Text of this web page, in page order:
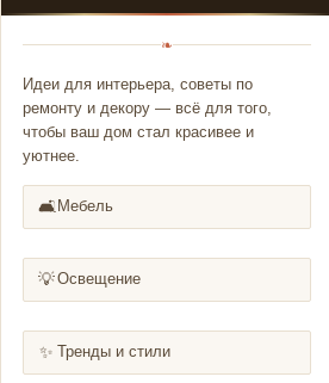
❧
Идеи для интерьера, советы по
ремонту и декору — всё для того,
чтобы ваш дом стал красивее и
уютнее.
🛋️ Мебель
💡Освещение
✨ Тренды и стили